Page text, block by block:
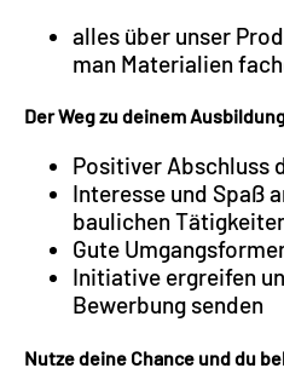
alles über unser
man Materialien
Der Weg zu deinem
Positiver Abschluss
Interesse und Spaß
baulichen
Gute
Initiative ergreifen
Bewerbung senden
Nutze deine Chance und du